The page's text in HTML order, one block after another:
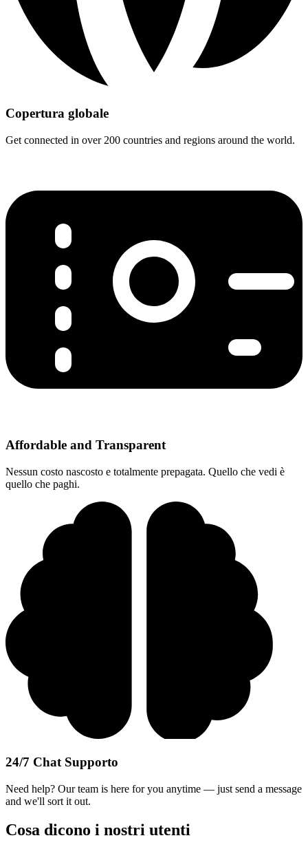
Copertura globale
Get connected in over 200 countries and regions around the world.
Affordable and Transparent
Nessun costo nascosto e totalmente prepagata. Quello che vedi è
quello che paghi.
24/7 Chat Supporto
Need help? Our team is here for you anytime — just send a message
and we'll sort it out.
Cosa dicono i nostri utenti